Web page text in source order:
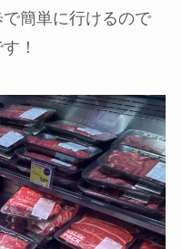
簡単に行けるので
！